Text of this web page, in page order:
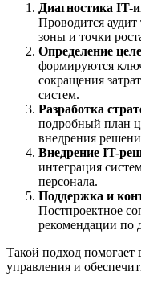
Диагностика IT-
Проводится
зоны и точки
Определение
формируются
сокращения
систем.
Разработка
подробный план
внедрения
Внедрение IT-
интеграция
персонала.
Поддержка и
Постпроектное
рекомендации по
Такой подход
управления и